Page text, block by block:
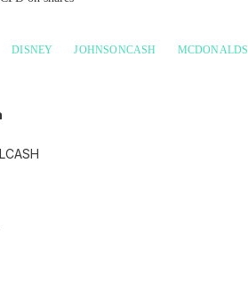
DISNEY JOHNSONCASH MCDONALDS